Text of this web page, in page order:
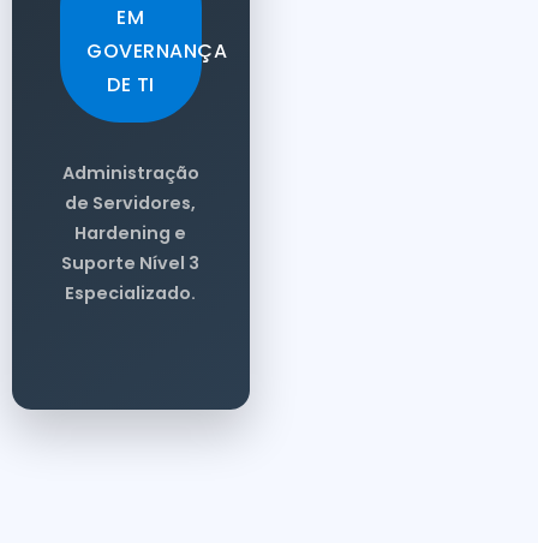
EM
GOVERNANÇA
DE TI
Administração
de Servidores,
Hardening e
Suporte Nível 3
Especializado.